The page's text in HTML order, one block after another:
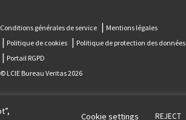
Conditions générales de service
Mentions légales
Politique de cookies
Politique de protection des données
Portail RGPD
© LCIE Bureau Veritas 2026
Cookie settings REJECT